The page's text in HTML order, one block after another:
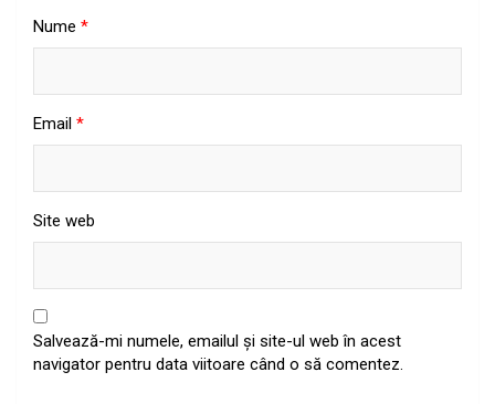
Nume *
Email *
Site web
Salvează-mi numele, emailul și site-ul web în acest
navigator pentru data viitoare când o să comentez.